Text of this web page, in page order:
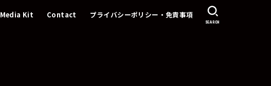
Media Kit Contact プライバシーポリシー・免責事項
SEARCH